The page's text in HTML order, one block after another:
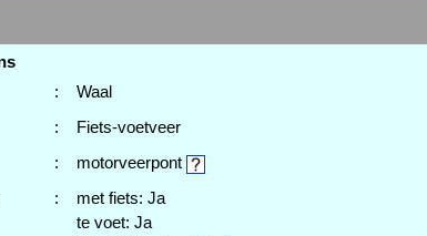
:
Waal
:
Fiets-voetveer
:
motorveerpont
:
met fiets: Ja
te voet: Ja